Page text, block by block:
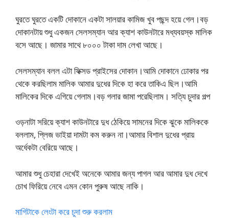
ঘুরতে ঘুরতে একটি দোকানে একটা সালয়ার কামিজ খুব পছন্দ হয়ে গেল।বড়
দোকানটায় শুধু একজন সেলসম্যান আর ক্যাশ কাউনটারে মধ্যবয়স্ক মালিক
বসে আছে। জামার সাথে ৮০০০ টাকা দাম লেখা আছে।
সেলসম্যান বলল এটা ফিক্সড প্রাইসের দোকান।আমি দোকানে ঢোকার পর
থেকে করছিলাম মালিক আমার দুধের দিকে হা করে তাকিএ ছিল।আমি
মালিকের দিকে এগিয়ে গেলাম।বড় গলার জামা পরেছিলাম। সত্যি চুদার গল্প
ওড়নাটা সরিয়ে ক্যাশ কাউনটারে দুধ ঠেকিয়ে সামনের দিকে ঝুকে মালিককে
বললাম, প্লিজ ভাইয়া দামটা কম করুন না।আমার বিশাল দুধের প্রায়
অর্ধেকটা বেরিয়ে আছে।
আমার শুধু চেহারা দেখেই অনেকে আমার জন্য পাগল আর আমার দুধ দেখে
চোখ ফিরিয়ে নেবে এমন কোন পুরুষ আছে নাকি।
মাগিটাকে লেংটা করে চুদা শুরু করলাম